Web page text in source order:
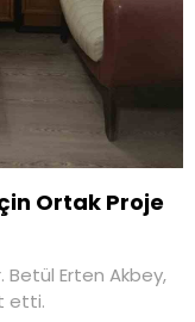
Ortak Proje
Betül Erten Akbey,
etti.